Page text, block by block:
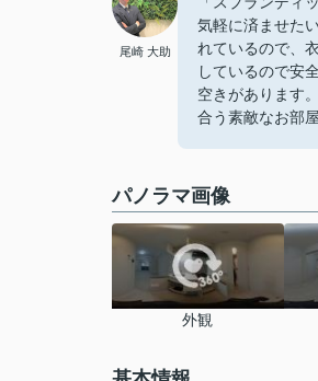
尾崎 大助
気軽に済ませた
れているので、
しているので安
空きがあります
合う素敵なお部
パノラマ画像
外観